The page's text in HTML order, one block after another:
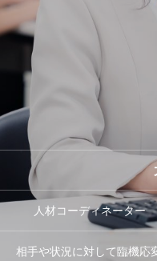
INTRODUCRION
人と企業のストロングポイ
CONTENTS
CONTACT
PATコーポレーションへの
人材コーディネーター
相手や状況に対して臨機応